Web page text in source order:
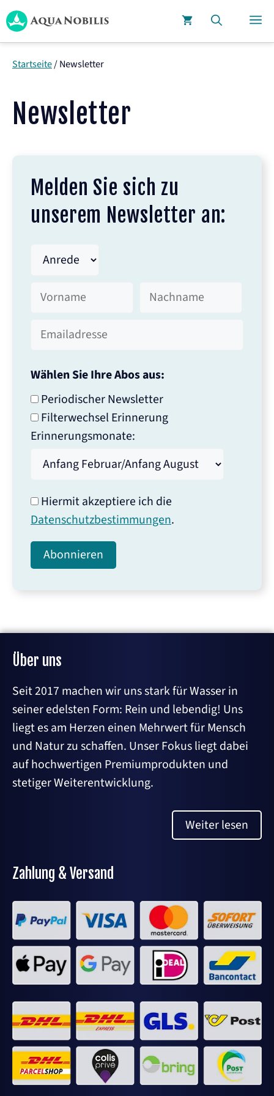
Zum
Inhalt
springen
Startseite/Newsletter
Newsletter
Melden Sie sich zu
unserem Newsletter an:
Wählen Sie Ihre Abos aus:
Periodischer Newsletter
Filterwechsel Erinnerung
Erinnerungsmonate:
Hiermit akzeptiere ich die
Datenschutzbestimmungen.
Über uns
Seit 2017 machen wir uns stark für Wasser in
seiner edelsten Form: Rein und lebendig! Uns
liegt es am Herzen einen Mehrwert für Mensch
und Natur zu schaffen. Unser Fokus liegt dabei
auf hochwertigen Premiumprodukten und
stetiger Weiterentwicklung.
Weiter lesen
Zahlung & Versand